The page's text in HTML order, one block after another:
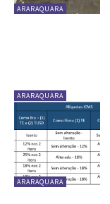
ARARAQUARA
ARARAQUARA
ARARAQUARA